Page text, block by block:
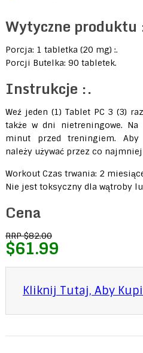
Wytyczne produktu
Porcja: 1 tabletka (20 mg) :.
Porcji Butelka: 90 tabletek.
Instrukcje :.
Weź jeden (1) Tablet PC 3 (3)
także w dni nietreningowe.
minut przed treningiem.
należy używać przez co
Workout Czas trwania: 2
Nie jest toksyczny dla wątroby
Cena
RRP $82.00
$61.99
Kliknij Tutaj, Aby